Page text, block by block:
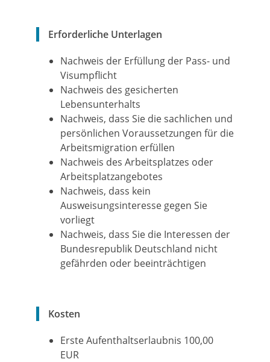
Erforderliche Unterlagen
Nachweis der Erfüllung der Pass- und
Visumpflicht
Nachweis des gesicherten
Lebensunterhalts
Nachweis, dass Sie die sachlichen und
persönlichen Voraussetzungen für die
Arbeitsmigration erfüllen
Nachweis des Arbeitsplatzes oder
Arbeitsplatzangebotes
Nachweis, dass kein
Ausweisungsinteresse gegen Sie
vorliegt
Nachweis, dass Sie die Interessen der
Bundesrepublik Deutschland nicht
gefährden oder beeinträchtigen
Kosten
Erste Aufenthaltserlaubnis 100,00
EUR